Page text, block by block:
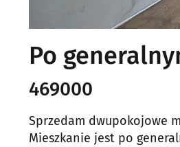
Po
469000
Sprzedam dwupokojowe
Mieszkanie jest po